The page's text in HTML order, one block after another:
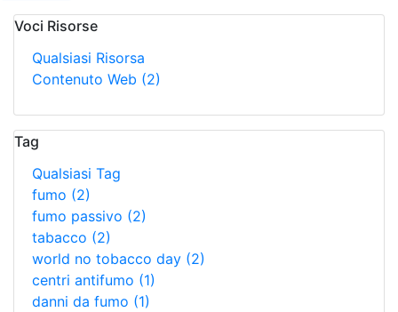
Voci Risorse
Qualsiasi Risorsa
Contenuto Web (2)
Tag
Qualsiasi Tag
fumo (2)
fumo passivo (2)
tabacco (2)
world no tobacco day (2)
centri antifumo (1)
danni da fumo (1)